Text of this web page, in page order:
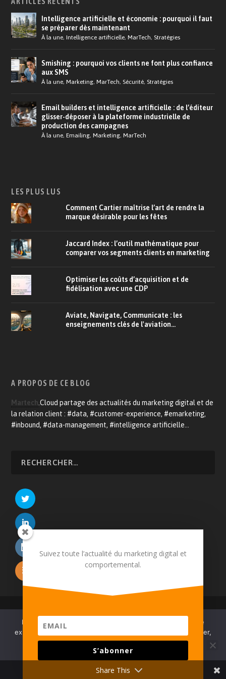
Intelligence artificielle et économie : pourquoi il faut
se préparer dès maintenant
À la une,Intelligence artificielle,MarTech, Stratégies
Smishing : pourquoi vos clients ne font plus confiance
aux SMS
À la une,Marketing,MarTech, Sécurité, Stratégies
Email builders et intelligence artificielle : de l’éditeur
glisser-déposer à la plateforme industrielle de
production des campagnes
À la une,Emailing,Marketing,MarTech
LES PLUS LUS
Comment Cartier maîtrise l’art de rendre la
marque désirable pour les fêtes
Jaccard Index : l’outil mathématique pour
comparer vos segments clients en marketing
Optimiser les coûts d’acquisition et de
fidélisation avec une CDP
Aviate, Navigate, Communicate : les
enseignements clés de l'aviation...
A PROPOS DE CE BLOG
Martech .Cloud partage des actualités du marketing digital et de
la relation client : #data, #customer-experience, #emarketing,
#inbound, #data-management, #intelligence artificielle…
À propos
Devenir annonceur
Mentions légales Contact
Suivez toute l’actualité du marketing digital et
comportemental.
S’abonner
Share This
Nous utilisons des cookies pour vous garantir la meilleure
expérience sur notre site. Pour continuez à utiliser ce dernier,
vous pouvez :
ACCEPTER REFUSER VIE PRIVÉE